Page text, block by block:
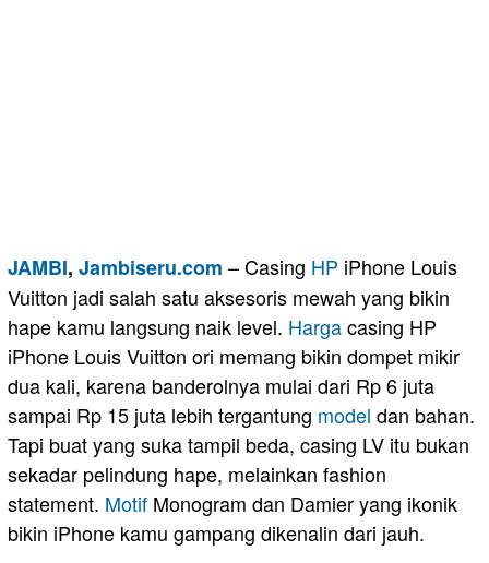
JAMBI, Jambiseru.com – Casing HP iPhone Louis
Vuitton jadi salah satu aksesoris mewah yang bikin
hape kamu langsung naik level. Hargacasing HP
iPhone Louis Vuitton ori memang bikin dompet mikir
dua kali, karena banderolnya mulai dari Rp 6 juta
sampai Rp 15 juta lebih tergantung model dan bahan.
Tapi buat yang suka tampil beda, casing LV itu bukan
sekadar pelindung hape, melainkan fashion
statement. Motif Monogram dan Damier yang ikonik
bikin iPhone kamu gampang dikenalin dari jauh.